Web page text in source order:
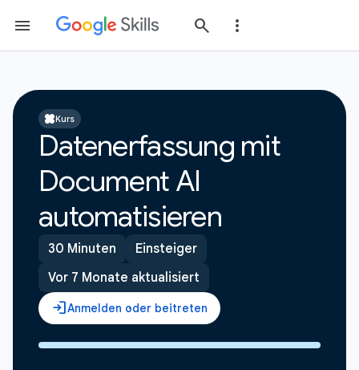
Kurs
Datenerfassung mit
Document AI
automatisieren
30 Minuten
Einsteiger
Vor 7 Monate aktualisiert